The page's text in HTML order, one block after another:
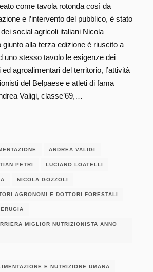
come tavola rotonda così da
e l’intervento del pubblico, è stato
social agricoli italiani Nicola
giunto alla terza edizione è riuscito a
uno stesso tavolo le esigenze dei
agroalimentari del territorio, l’attività
del Belpaese e atleti di fama
Valigi, classe’69,…
ANDREA VALIGI
PETRI LUCIANO LOATELLI
NICOLA GOZZOLI
AGRONOMI E DOTTORI FORESTALI
MIGLIOR NUTRIZIONISTA ANNO
E NUTRIZIONE UMANA